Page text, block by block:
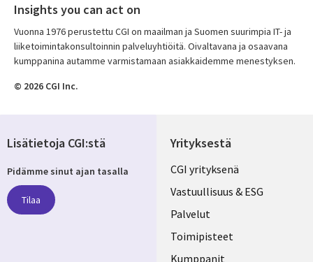
Insights you can act on
Vuonna 1976 perustettu CGI on maailman ja Suomen suurimpia IT- ja
liiketoimintakonsultoinnin palveluyhtiöitä. Oivaltavana ja osaavana
kumppanina autamme varmistamaan asiakkaidemme menestyksen.
© 2026 CGI Inc.
Yrityksestä
Useful
links
FINLAND
CGI yrityksenä
Vastuullisuus & ESG
Palvelut
Toimipisteet
Kumppanit
Lisätietoja CGI:stä
Pidämme sinut ajan tasalla
Tilaa